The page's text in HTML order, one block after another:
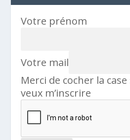
Votre prénom
Votre mail
Merci de cocher la
veux m’inscrire